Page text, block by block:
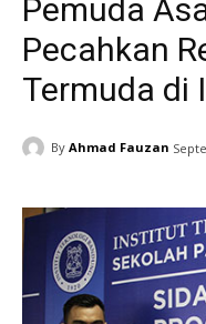
Pemuda
Pecahkan
Termuda di
By Ahmad Fauzan